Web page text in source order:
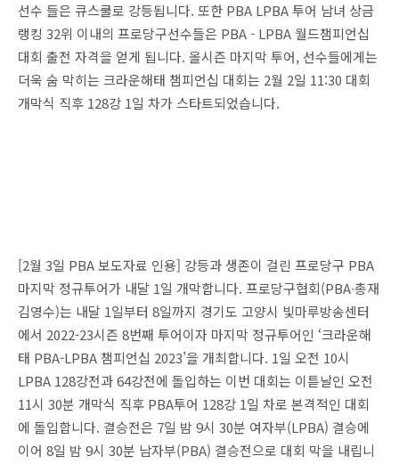
선수 들은 큐스쿨로 강등됩니다. 또한 PBA LPBA 투어 남녀 상금
랭킹 32위 이내의 프로당구선수들은 PBA - LPBA 월드챔피언십
대회 출전 자격을 얻게 됩니다. 올시즌 마지막 투어, 선수들에게는
더욱 숨 막히는 크라운해태 챔피언십 대회는 2월 2일 11:30 대회
개막식 직후 128강 1일 차가 스타트되었습니다.
[2월 3일 PBA 보도자료 인용] 강등과 생존이 걸린 프로당구 PBA
마지막 정규투어가 내달 1일 개막합니다. 프로당구협회(PBA∙총재
김영수)는 내달 1일부터 8일까지 경기도 고양시 빛마루방송센터
에서 2022-23시즌 8번째 투어이자 마지막 정규투어인 ‘크라운해
태 PBA-LPBA 챔피언십 2023’을 개최합니다. 1일 오전 10시
LPBA 128강전과 64강전에 돌입하는 이번 대회는 이튿날인 오전
11시 30분 개막식 직후 PBA투어 128강 1일 차로 본격적인 대회
에 돌입합니다. 결승전은 7일 밤 9시 30분 여자부(LPBA) 결승에
이어 8일 밤 9시 30분 남자부(PBA) 결승전으로 대회 막을 내립니